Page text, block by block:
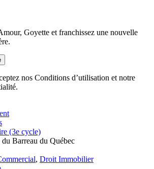
Goyette et franchissez une nouvelle
nos Conditions d’utilisation et notre
(3e cycle)
Barreau du Québec
, Droit Immobilier